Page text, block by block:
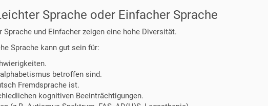
Sprache oder Einfacher Sprache
Sprache und Einfacher zeigen eine hohe Diversität.
Sprache kann gut sein für:
betroffen sind.
Fremdsprache ist.
kognitiven Beeinträchtigungen.